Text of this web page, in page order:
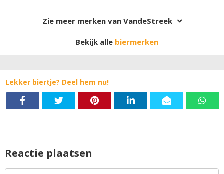
mondgevoel en volop sappige hopkarakter.
Zie meer merken van VandeStreek
Bekijk alle biermerken
Lekker biertje? Deel hem nu!
Reactie plaatsen